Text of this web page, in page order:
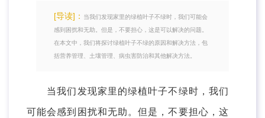
[导读]：
当我们发现家里的绿植叶子不绿时，我们可能会
感到困扰和无助。但是，不要担心，这是可以解决的问题。
在本文中，我们将探讨绿植叶子不绿的原因和解决方法，包
括营养管理、土壤管理、病虫害防治和其他解决方法。
当我们发现家里的绿植叶子不绿时，我们
可能会感到困扰和无助。但是，不要担心，这